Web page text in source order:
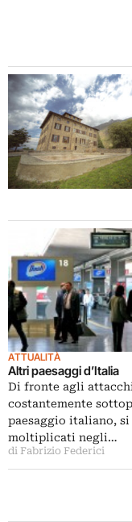
ATTUALITÀ
Altri paesaggi d’Italia
Di fronte agli
costantemente
paesaggio italiano, si
moltiplicati negli…
di Fabrizio Federici
Paginazione